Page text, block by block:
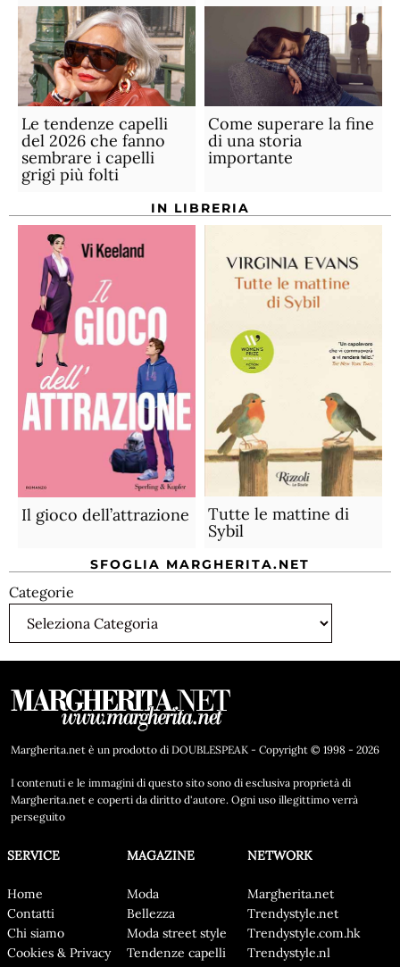
Le tendenze capelli
del 2026 che fanno
sembrare i capelli
grigi più folti
Come superare la fine
di una storia
importante
IN LIBRERIA
Il gioco dell’attrazione
Tutte le mattine di
Sybil
SFOGLIA MARGHERITA.NET
Categorie
Margherita.net è un prodotto di DOUBLESPEAK - Copyright © 1998 - 2026
I contenuti e le immagini di questo sito sono di esclusiva proprietà di
Margherita.net e coperti da diritto d'autore. Ogni uso illegittimo verrà
perseguito
SERVICE
Home
Contatti
Chi siamo
Cookies & Privacy
MAGAZINE
Moda
Bellezza
Moda street style
Tendenze capelli
NETWORK
Margherita.net
Trendystyle.net
Trendystyle.com.hk
Trendystyle.nl